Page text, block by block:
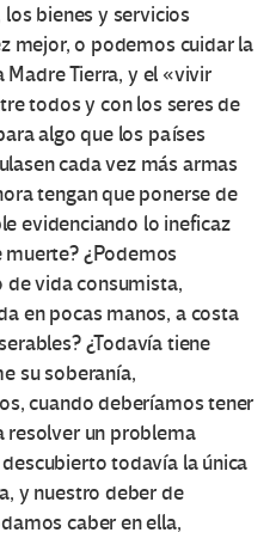
bienes y servicios
mejor, o podemos cuidar la
Madre Tierra, y el «vivir
todos y con los seres de
algo que los países
cada vez más armas
tengan que ponerse de
evidenciando lo ineficaz
¿Podemos
vida consumista,
en pocas manos, a costa
¿Todavía tiene
su soberanía,
cuando deberíamos tener
resolver un problema
todavía la única
y nuestro deber de
caber en ella,